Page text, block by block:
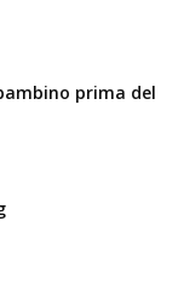
prima del